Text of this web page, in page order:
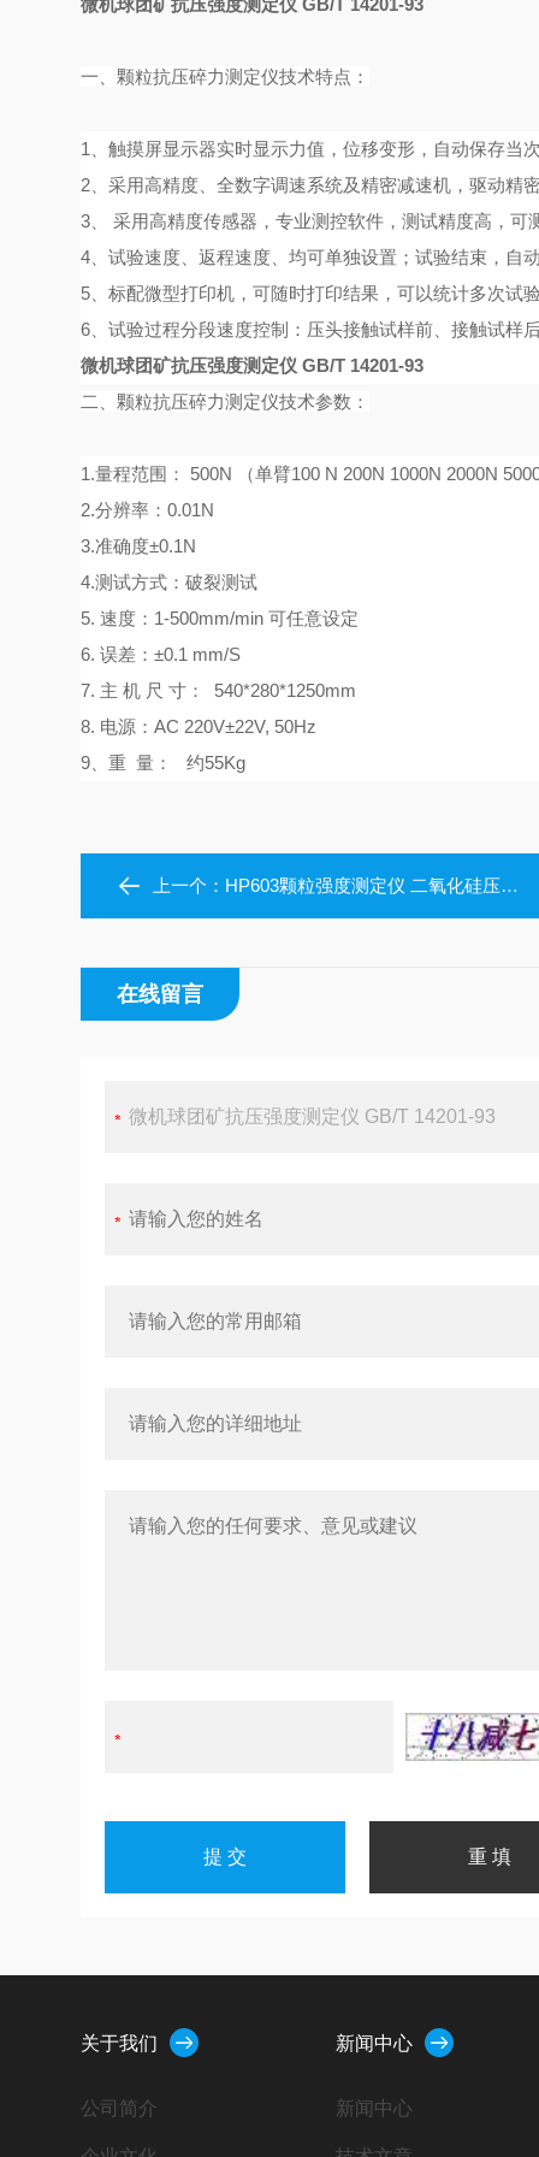
微机球团矿抗压强度测定仪 GB/T 14201-93
一、颗粒抗压碎力测 定仪技术特点：
1、触摸屏显示器实时显示力值，位移变形，自动保存当
2、采用高精度、全数字调速系统及精密减速机，驱动精
3、
采用高精度传感器，专业测控软件，测试精度高，可
4、试验速度、返程速度、均可单独设置；试验结束，自
5、标配微型打印机，可随时打印结果，可以统计多次试
6、试验过程分段速度控制：压头接触试样前、接触试样
微机球团矿抗压强度测定仪 GB/T 14201-93
二、颗粒抗压碎力测 定仪技术参数：
1.量程范围：
500N （单臂100 N 200N 1000N 2000N
2.分辨率：0.01N
3.准确度±0.1N
4.测试方式：破裂测试
5. 速度：1-500mm/min 可任意设定
6. 误差：±0.1 mm/S
7. 主 机 尺 寸： 540*280*1250mm
8. 电源：AC 220V±22V, 50Hz
9、重 量： 约55Kg
上一个： HP603颗粒强度测定仪 二氧化硅压碎强度仪
在线留言
关于我们
公司简介
新闻中心
新闻中心